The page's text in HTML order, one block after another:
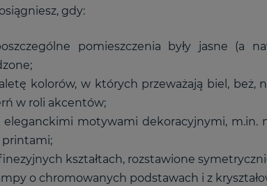
gdy:
pomieszczenia były jasne (a
kolorów, w których przeważają biel, beż,
w roli akcentów;
motywami dekoracyjnymi, m.in.
kształtach, rozstawione
o chromowanych podstawach i z